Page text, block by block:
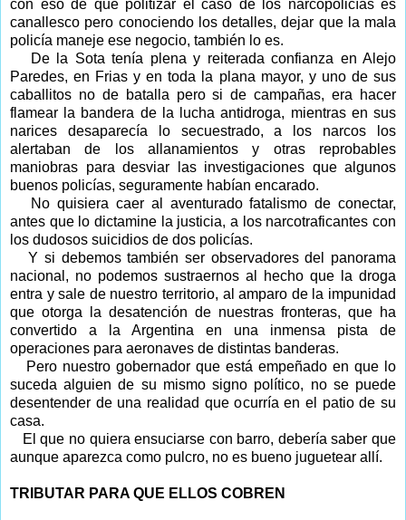
con eso de que politizar el caso de los narcopolicías es
canallesco pero conociendo los detalles, dejar que la mala
policía maneje ese negocio, también lo es.
De la Sota tenía plena y reiterada confianza en Alejo
Paredes, en Frias y en toda la plana mayor, y uno de sus
caballitos no de batalla pero si de campañas, era hacer
flamear la bandera de la lucha antidroga, mientras en sus
narices desaparecía lo secuestrado, a los narcos los
alertaban de los allanamientos y otras reprobables
maniobras para desviar las investigaciones que algunos
buenos policías, seguramente habían encarado.
No quisiera caer al aventurado fatalismo de conectar,
antes que lo dictamine la justicia, a los narcotraficantes con
los dudosos suicidios de dos policías.
Y si debemos también ser observadores del panorama
nacional, no podemos sustraernos al hecho que la droga
entra y sale de nuestro territorio, al amparo de la impunidad
que otorga la desatención de nuestras fronteras, que ha
convertido a la Argentina en una inmensa pista de
operaciones para aeronaves de distintas banderas.
Pero nuestro gobernador que está empeñado en que lo
suceda alguien de su mismo signo político, no se puede
desentender de una realidad que ocurría en el patio de su
casa.
El que no quiera ensuciarse con barro, debería saber que
aunque aparezca como pulcro, no es bueno juguetear allí.
TRIBUTAR PARA QUE ELLOS COBREN